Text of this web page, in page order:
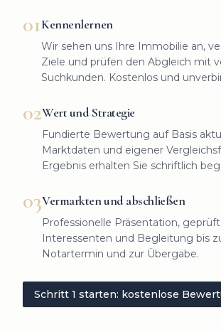
01Kennenlernen
Wir sehen uns Ihre Immobilie an,
Ziele und prüfen den Abgleich mit
Suchkunden. Kostenlos und
02Wert und Strategie
Fundierte Bewertung auf Basis
Marktdaten und eigener
Ergebnis erhalten Sie schriftlich
03Vermarkten und abschließen
Professionelle Präsentation,
Interessenten und Begleitung bis
Notartermin und zur Übergabe.
Schritt 1 starten: kostenlose